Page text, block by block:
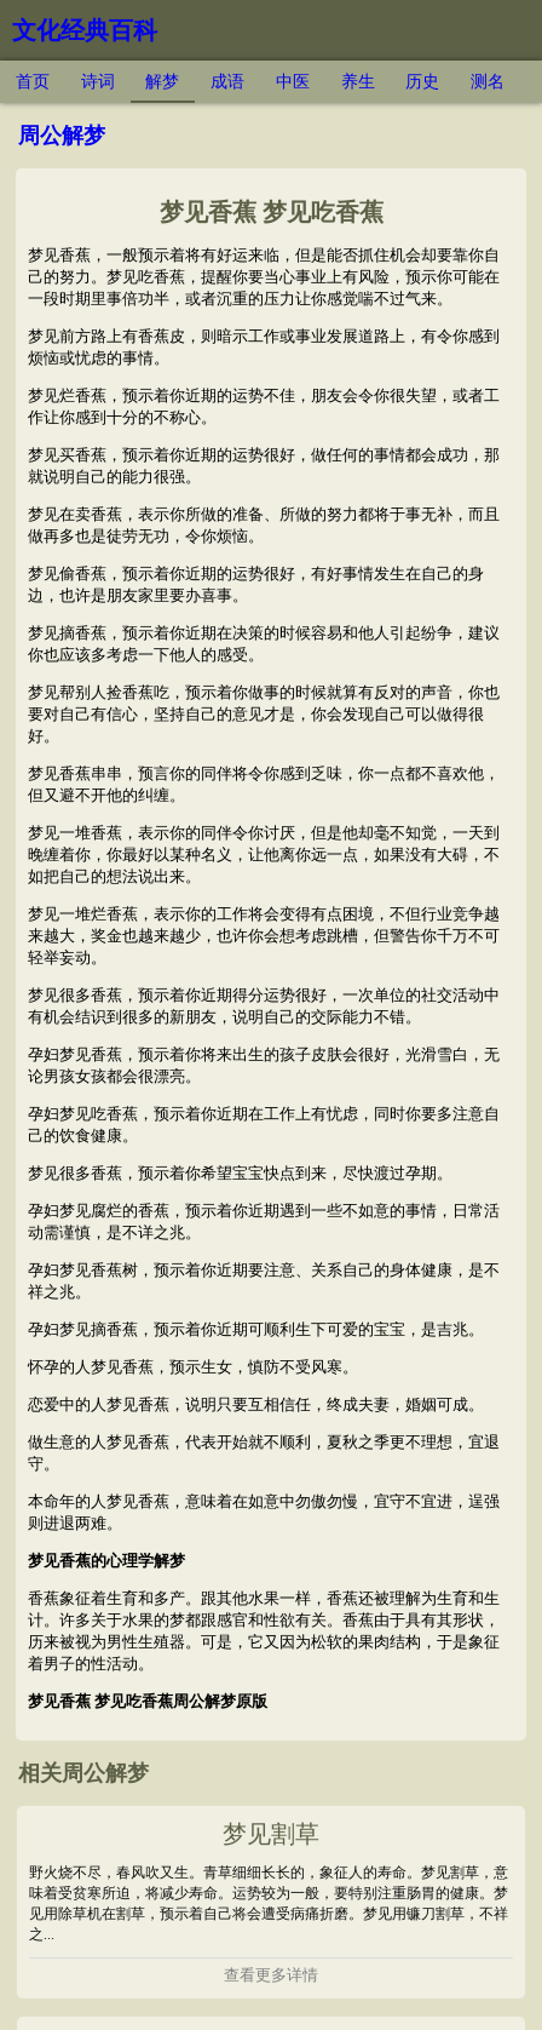
文化经典百科
首页 诗词 解梦 成语 中医 养生 历史 测名
周公解梦
梦见香蕉 梦见吃香蕉
梦见香蕉，一般预示着将有好运来临，但是能否抓住机会却要靠你自
己的努力。梦见吃香蕉，提醒你要当心事业上有风险，预示你可能在
一段时期里事倍功半，或者沉重的压力让你感觉喘不过气来。
梦见前方路上有香蕉皮，则暗示工作或事业发展道路上，有令你感到
烦恼或忧虑的事情。
梦见烂香蕉，预示着你近期的运势不佳，朋友会令你很失望，或者工
作让你感到十分的不称心。
梦见买香蕉，预示着你近期的运势很好，做任何的事情都会成功，那
就说明自己的能力很强。
梦见在卖香蕉，表示你所做的准备、所做的努力都将于事无补，而且
做再多也是徒劳无功，令你烦恼。
梦见偷香蕉，预示着你近期的运势很好，有好事情发生在自己的身
边，也许是朋友家里要办喜事。
梦见摘香蕉，预示着你近期在决策的时候容易和他人引起纷争，建议
你也应该多考虑一下他人的感受。
梦见帮别人捡香蕉吃，预示着你做事的时候就算有反对的声音，你也
要对自己有信心，坚持自己的意见才是，你会发现自己可以做得很
好。
梦见香蕉串串，预言你的同伴将令你感到乏味，你一点都不喜欢他，
但又避不开他的纠缠。
梦见一堆香蕉，表示你的同伴令你讨厌，但是他却毫不知觉，一天到
晚缠着你，你最好以某种名义，让他离你远一点，如果没有大碍，不
如把自己的想法说出来。
梦见一堆烂香蕉，表示你的工作将会变得有点困境，不但行业竞争越
来越大，奖金也越来越少，也许你会想考虑跳槽，但警告你千万不可
轻举妄动。
梦见很多香蕉，预示着你近期得分运势很好，一次单位的社交活动中
有机会结识到很多的新朋友，说明自己的交际能力不错。
孕妇梦见香蕉，预示着你将来出生的孩子皮肤会很好，光滑雪白，无
论男孩女孩都会很漂亮。
孕妇梦见吃香蕉，预示着你近期在工作上有忧虑，同时你要多注意自
己的饮食健康。
梦见很多香蕉，预示着你希望宝宝快点到来，尽快渡过孕期。
孕妇梦见腐烂的香蕉，预示着你近期遇到一些不如意的事情，日常活
动需谨慎，是不详之兆。
孕妇梦见香蕉树，预示着你近期要注意、关系自己的身体健康，是不
祥之兆。
孕妇梦见摘香蕉，预示着你近期可顺利生下可爱的宝宝，是吉兆。
怀孕的人梦见香蕉，预示生女，慎防不受风寒。
恋爱中的人梦见香蕉，说明只要互相信任，终成夫妻，婚姻可成。
做生意的人梦见香蕉，代表开始就不顺利，夏秋之季更不理想，宜退
守。
本命年的人梦见香蕉，意味着在如意中勿傲勿慢，宜守不宜进，逞强
则进退两难。
梦见香蕉的心理学解梦
香蕉象征着生育和多产。跟其他水果一样，香蕉还被理解为生育和生
计。许多关于水果的梦都跟感官和性欲有关。香蕉由于具有其形状，
历来被视为男性生殖器。可是，它又因为松软的果肉结构，于是象征
着男子的性活动。
梦见香蕉 梦见吃香蕉周公解梦原版
相关周公解梦
梦见割草
野火烧不尽，春风吹又生。青草细细长长的，象征人的寿命。梦见割草，意
味着受贫寒所迫，将减少寿命。运势较为一般，要特别注重肠胃的健康。梦
见用除草机在割草，预示着自己将会遭受病痛折磨。梦见用镰刀割草，不祥
之...
查看更多详情